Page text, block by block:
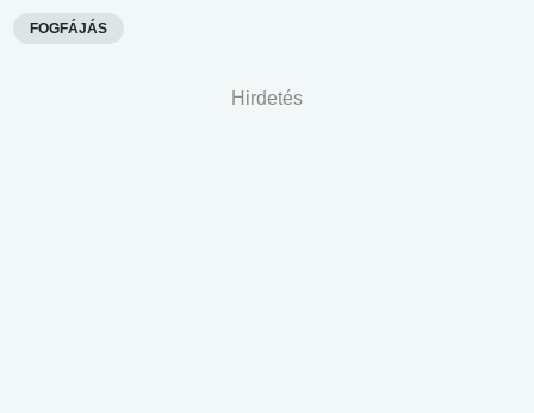
FOGFÁJÁS
Hirdetés